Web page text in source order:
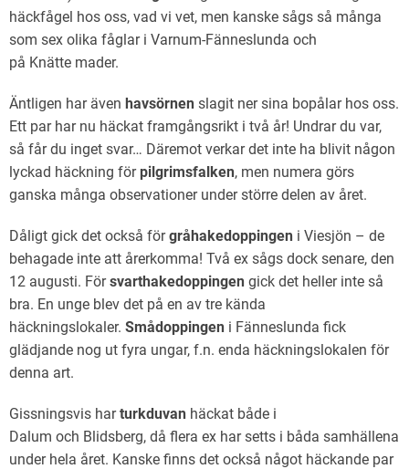
häckfågel hos oss, vad vi vet, men kanske sågs så många
som sex olika fåglar i Varnum-Fänneslunda och
på Knätte mader.
Äntligen har även havsörnen slagit ner sina bopålar hos oss.
Ett par har nu häckat framgångsrikt i två år! Undrar du var,
så får du inget svar… Däremot verkar det inte ha blivit någon
lyckad häckning förpilgrimsfalken, men numera görs
ganska många observationer under större delen av året.
Dåligt gick det också förgråhakedoppingen i Viesjön – de
behagade inte att årerkomma! Två ex sågs dock senare, den
12 augusti. Försvarthakedoppingen gick det heller inte så
bra. En unge blev det på en av tre kända
häckningslokaler. Smådoppingen i Fänneslunda fick
glädjande nog ut fyra ungar, f.n. enda häckningslokalen för
denna art.
Gissningsvis harturkduvan häckat både i
Dalum och Blidsberg, då flera ex har setts i båda samhällena
under hela året. Kanske finns det också något häckande par